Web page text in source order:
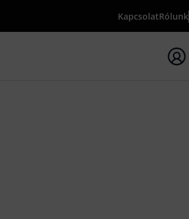
KapcsolatRólunk
indítása {searchTerm} keresőszóval